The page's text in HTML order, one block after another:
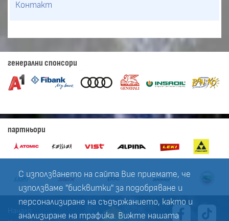
С използването на сайта Вие приемате, че
използваме "бисквитки" за подобряване и
персонализиране на съдържанието, както и
анализиране на трафика. Вижте нашата
Контакт
генерални спонсори
партньори